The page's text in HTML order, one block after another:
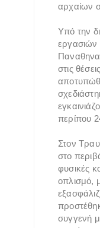
αρχαίων
Υπό την
στις
περίπου
Στον
στο
φυσικές
οπλισμό,
συγγενή